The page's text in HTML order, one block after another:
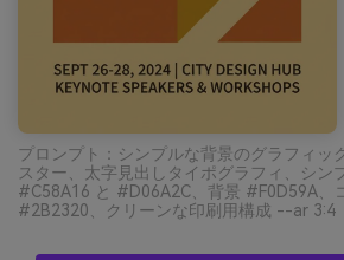
プロンプト：シンプルな背景のグラフィッ
スター、太字見出しタイポグラフィ、シン
#C58A16 と #D06A2C、背景 #F0D59A、
#2B2320、クリーンな印刷用構成 --ar 3:4